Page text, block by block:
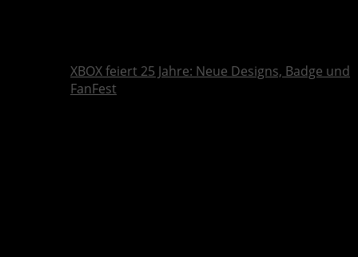
XBOX feiert 25 Jahre: Neue Designs, Badge und
FanFest